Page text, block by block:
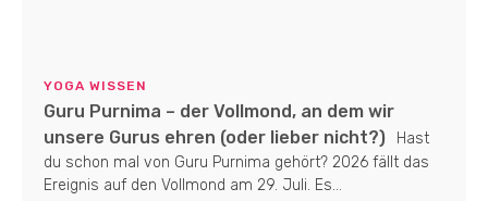
YOGA WISSEN
Guru Purnima – der Vollmond, an dem wir
unsere Gurus ehren (oder lieber nicht?)
Hast
du schon mal von Guru Purnima gehört? 2026 fällt das
Ereignis auf den Vollmond am 29. Juli. Es...